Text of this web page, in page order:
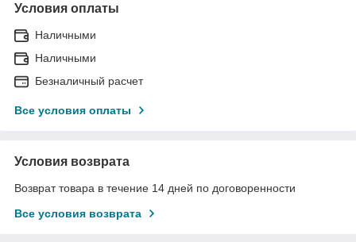
Условия оплаты
Наличными
Наличными
Безналичный расчет
Все условия оплаты
Условия возврата
Возврат товара в течение 14 дней по договоренности
Все условия возврата